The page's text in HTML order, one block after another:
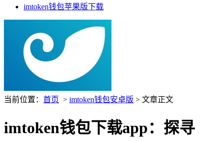
imtoken钱包苹果版下载
当前位置： 首页 > imtoken钱包安卓版 > 文章正文
imtoken钱包下载app：探寻